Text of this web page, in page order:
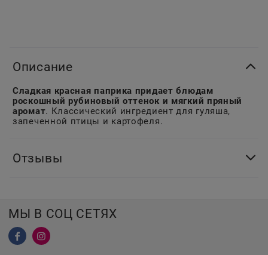
Описание
Сладкая красная паприка придает блюдам
роскошный рубиновый оттенок и мягкий пряный
аромат. Классический ингредиент для гуляша,
запеченной птицы и картофеля.
Отзывы
МЫ В СОЦ СЕТЯХ